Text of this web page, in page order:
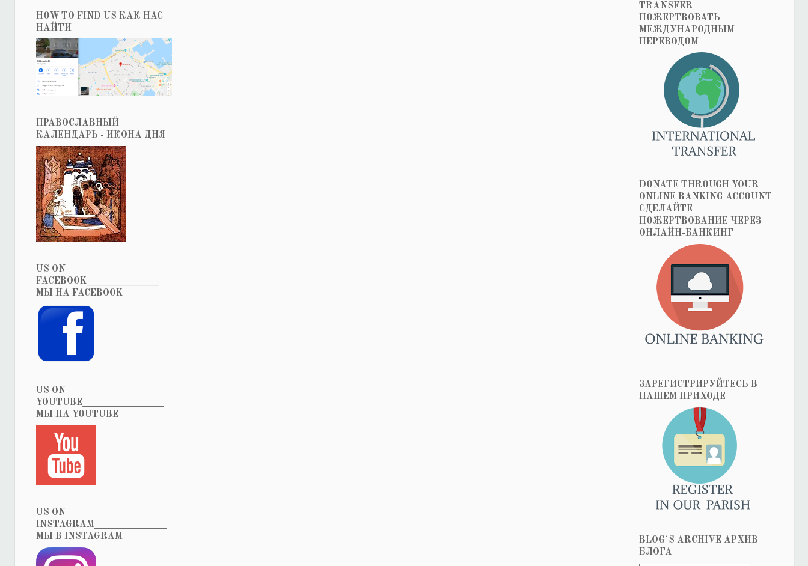
HOW TO FIND US КАК НАС
НАЙТИ
ПРАВОСЛАВНЫЙ
КАЛЕНДАРЬ - ИКОНА ДНЯ
US ON
FACEBOOK_______________
МЫ НА FACEBOOK
US ON
YOUTUBE_________________
МЫ НА YOUTUBE
US ON
INSTAGRAM_______________
МЫ В INSTAGRAM
TRANSFER
ПОЖЕРТВОВАТЬ
МЕЖДУНАРОДНЫМ
ПЕРЕВОДОМ
DONATE THROUGH YOUR
ONLINE BANKING ACCOUNT
СДЕЛАЙТЕ
ПОЖЕРТВОВАНИЕ ЧЕРЕЗ
ОНЛАЙН-БАНКИНГ
ЗАРЕГИСТРИРУЙТЕСЬ В
НАШЕМ ПРИХОДЕ
BLOG´S ARCHIVE АРХИВ
БЛОГА